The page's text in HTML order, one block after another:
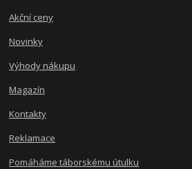
Akční ceny
Novinky
Výhody nákupu
Magazín
Kontakty
Reklamace
Pomáháme táborskému útulku